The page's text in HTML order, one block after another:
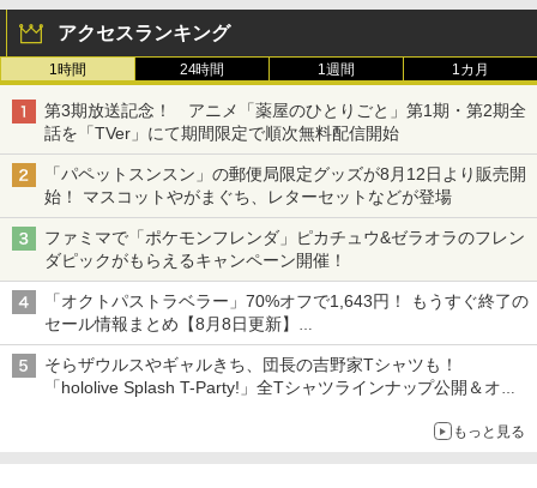
￥8,020
【純正品】Xbox 充電式バッテリー + US
B-C ケーブル
￥2,618
5
【国内正規品】Thrustmaster スラスト
マスター TH8S シフター - PC、PS4、P
S5、PS5 Pro、Xbox One、Xbox Serie
s X|S 対応の高精度 H パターン シフター
￥14,141
ナル三方背収納ケース付きコレクション)
(オリジナル特典:オリジナル巾着＋メー
カー特典:【坤と離】二振りの剣、十翼よ
り来たる！スタジオ描き下ろしイラスト
ボード付) [Blu-ray]
￥10,780
4
劇場版「鬼滅の刃」無限城編 第一章 猗
窩座再来 完全生産限定版 [Blu-ray]
￥8,698
『映画 ラブライブ！蓮ノ空女学院スクー
ルアイドルクラブ Bloom Garden Part
￥7,623
3
ゼルダの伝説 ブレス オブ ザ ワイルド
Nintendo Switch 2 Edition
￥7,680
任天堂 【Switch2】ゼルダの伝説 ブレス
オブ ザ ワイルド Nintendo Switch 2 Ed
ition [NXS-P-AAAAH NSW2 ゼルダノデ
ンセツ ブレス オブ ザ ワイルド]
￥7,710
3
【特典】ファイナルファンタジー レゾナ
かけだし騎士の応援パック・かけだし騎
士のスタートダッシュパック)
￥6,526
【特典】MARVEL Tōkon: Fighting So
uls(【早期購入封入特典】ロビーのアイ
テムセット)
￥6,782
【特典】トゥームレイダー：レガシー・
チームデック OLED スチームデック LC
D ガイド枠 指紋防止
￥998
3
Nintendo Switch2 専用 スリムハードポ
ーチ 収納ケース ハードケース ポーチ 収
納バッグ 耐衝撃 スイッチ2 キャリングケ
ース 軽量 ◇ALW-PU-001
￥1,680
4
[Switch 2] ぽこ あ ポケモン エキスパン
ションパス（ダウンロード版）※3,200
ポイントまでご利用可
3
【中古】【Blu−ray】ファイナルファン
タジーVII アドベントチルドレン コン
プリート 初回限定版 PS3版「ファイ
ナルファンタジーXIII」体験版・スリー
ブケース付 / アニメ
￥540
【中古】うどんの国の金色毛鞠 第一巻/
Blu−ray Disc/VPXY-71489
￥749
アクセスランキング
1時間 24時間 1週間 1カ月
第3期放送記念！ アニメ「薬屋のひとりごと」第1期・第2期全
話を「TVer」にて期間限定で順次無料配信開始
「パペットスンスン」の郵便局限定グッズが8月12日より販売開
始！ マスコットやがまぐち、レターセットなどが登場
ファミマで「ポケモンフレンダ」ピカチュウ&ゼラオラのフレン
ダピックがもらえるキャンペーン開催！
「オクトパストラベラー」70%オフで1,643円！ もうすぐ終了の
セール情報まとめ【8月8日更新】
ニンテンドーeショップでは「大神 絶景版」が67%オフで990円
そらザウルスやギャルきち、団長の吉野家Tシャツも！
「hololive Splash T-Party!」全Tシャツラインナップ公開＆オン
もっと見る